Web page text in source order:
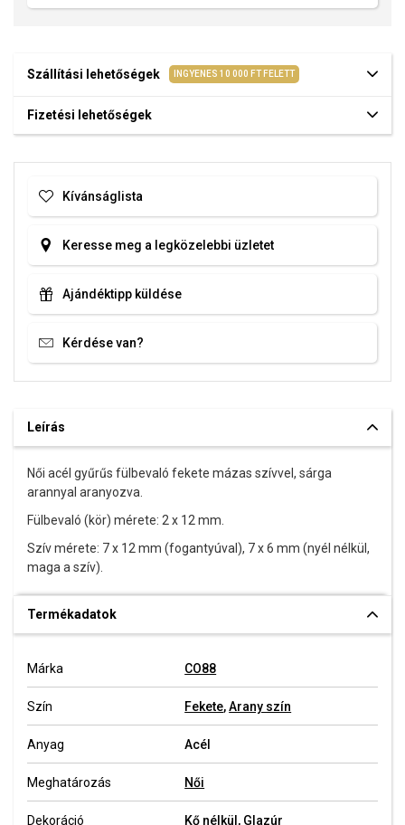
Szállítási lehetőségek INGYENES 10 000 FT FELETT
Fizetési lehetőségek
Kívánságlista
Keresse meg a legközelebbi üzletet
Ajándéktipp küldése
Kérdése van?
Leírás
Női acél gyűrűs fülbevaló fekete mázas szívvel, sárga
arannyal aranyozva.
Fülbevaló (kör) mérete: 2 x 12 mm.
Szív mérete: 7 x 12 mm (fogantyúval), 7 x 6 mm (nyél nélkül,
maga a szív).
Termékadatok
Márka CO88
Szín Fekete,Arany szín
Anyag Acél
Meghatározás Női
Dekoráció Kő nélkül, Glazúr